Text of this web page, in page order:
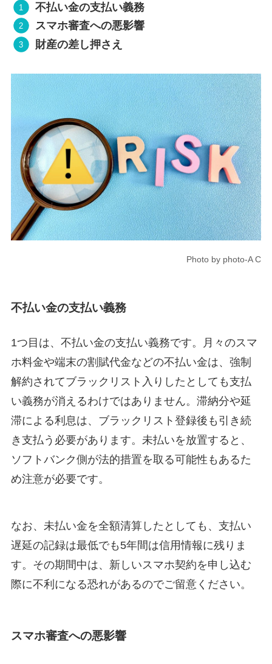
不払い金の支払い義務
スマホ審査への悪影響
財産の差し押さえ
Photo by photo-A C
不払い金の支払い義務
1つ目は、不払い金の支払い義務です。月々のスマ
ホ料金や端末の割賦代金などの不払い金は、強制
解約されてブラックリスト入りしたとしても支払
い義務が消えるわけではありません。滞納分や延
滞による利息は、ブラックリスト登録後も引き続
き支払う必要があります。未払いを放置すると、
ソフトバンク側が法的措置を取る可能性もあるた
め注意が必要です。
なお、未払い金を全額清算したとしても、支払い
遅延の記録は最低でも5年間は信用情報に残りま
す。その期間中は、新しいスマホ契約を申し込む
際に不利になる恐れがあるのでご留意ください。
スマホ審査への悪影響